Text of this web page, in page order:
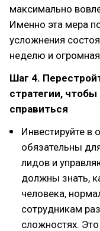
максимально
Именно эта мера
усложнения
неделю и
Шаг 4.
стратегии,
справиться
Инвестируйте в
обязательны
лидов и
должны знать,
человека,
сотрудникам
сложностях.